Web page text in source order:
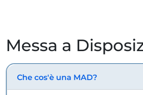
Messa a
Che cos'è una MAD?